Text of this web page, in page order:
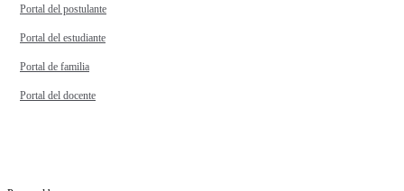
Portal del postulante
Portal del estudiante
Portal de familia
Portal del docente